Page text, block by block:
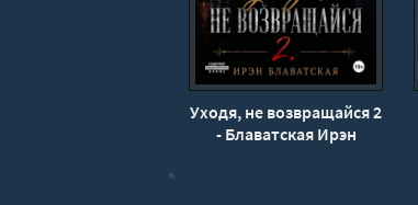
20
21
22
23
Уходя, не возвращайся 2
- Блаватская Ирэн